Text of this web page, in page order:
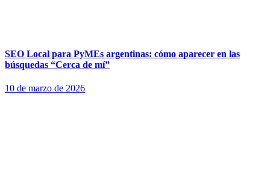
SEO Local para PyMEs argentinas: cómo aparecer en las
búsquedas “Cerca de mí”
10 de marzo de 2026